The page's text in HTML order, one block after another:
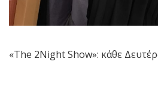
«The 2Night Show»: κάθε